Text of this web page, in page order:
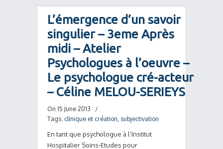
L’émergence d’un savoir
singulier – 3eme Après
midi – Atelier
Psychologues à l’oeuvre –
Le psychologue cré-acteur
– Céline MELOU-SERIEYS
On 15 June 2013
/
Tags: clinique et création subjectivation
En tant que psychologue à l’Institut
Hospitalier Soins-Etudes pour